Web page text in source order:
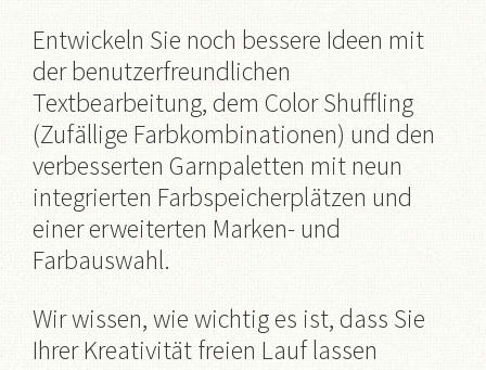
Entwickeln Sie noch bessere Ideen mit
der benutzerfreundlichen
Textbearbeitung, dem Color Shuffling
(Zufällige Farbkombinationen) und den
verbesserten Garnpaletten mit neun
integrierten Farbspeicherplätzen und
einer erweiterten Marken- und
Farbauswahl.
Wir wissen, wie wichtig es ist, dass Sie
Ihrer Kreativität freien Lauf lassen